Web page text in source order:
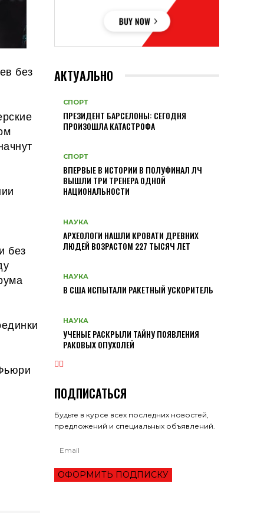
без
без
АКТУАЛЬНО
СПОРТ
ПРЕЗИДЕНТ БАРСЕЛОНЫ: СЕГОДНЯ
ПРОИЗОШЛА КАТАСТРОФА
СПОРТ
ВПЕРВЫЕ В ИСТОРИИ В ПОЛУФИНАЛ ЛЧ
ВЫШЛИ ТРИ ТРЕНЕРА ОДНОЙ
НАЦИОНАЛЬНОСТИ
НАУКА
АРХЕОЛОГИ НАШЛИ КРОВАТИ ДРЕВНИХ
ЛЮДЕЙ ВОЗРАСТОМ 227 ТЫСЯЧ ЛЕТ
НАУКА
В США ИСПЫТАЛИ РАКЕТНЫЙ УСКОРИТЕЛЬ
НАУКА
УЧЕНЫЕ РАСКРЫЛИ ТАЙНУ ПОЯВЛЕНИЯ
РАКОВЫХ ОПУХОЛЕЙ
ПОДПИСАТЬСЯ
Будьте в курсе всех последних новостей,
предложений и специальных объявлений.
ОФОРМИТЬ ПОДПИСКУ